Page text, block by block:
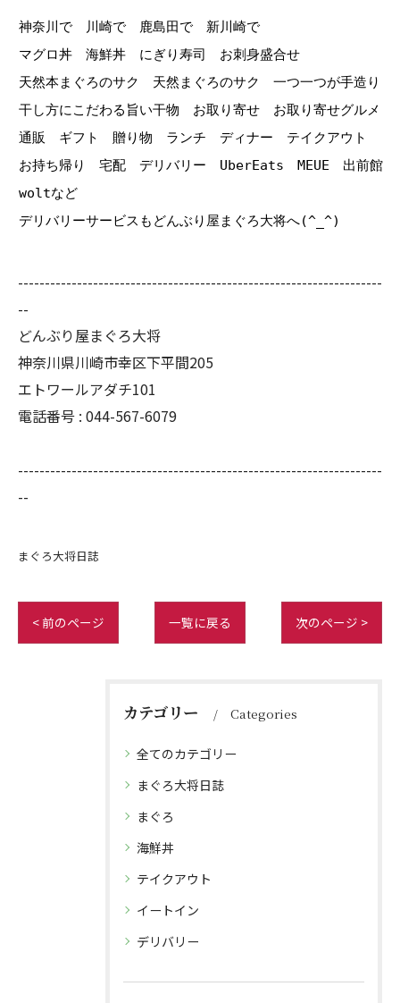
神奈川で 川崎で 鹿島田で 新川崎で
マグロ丼 海鮮丼 にぎり寿司 お刺身盛合せ
天然本まぐろのサク 天然まぐろのサク 一つ一つが手造り
干し方にこだわる旨い干物 お取り寄せ お取り寄せグルメ
通販 ギフト 贈り物 ランチ ディナー テイクアウト
お持ち帰り 宅配 デリバリー UberEats MEUE 出前館
woltなど
デリバリーサービスもどんぶり屋まぐろ大将へ(^_^)
--------------------------------------------------------------------
--
どんぶり屋まぐろ大将
神奈川県川崎市幸区下平間205
エトワールアダチ101
電話番号 : 044-567-6079
--------------------------------------------------------------------
--
まぐろ大将日誌
< 前のページ 一覧に戻る 次のページ >
カテゴリー Categories
全てのカテゴリー
まぐろ大将日誌
まぐろ
海鮮丼
テイクアウト
イートイン
デリバリー